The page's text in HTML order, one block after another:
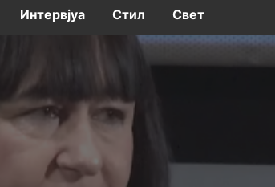
Интервјуа Стил Свет